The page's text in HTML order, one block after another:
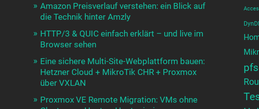
Amazon Preisverlauf verstehen: ein Blick auf
die Technik hinter Amzly
HTTP/3 & QUIC einfach erklärt – und live im
Browser sehen
Eine sichere Multi-Site-Webplattform bauen:
Hetzner Cloud + MikroTik CHR + Proxmox
über VXLAN
Proxmox VE Remote Migration: VMs ohne